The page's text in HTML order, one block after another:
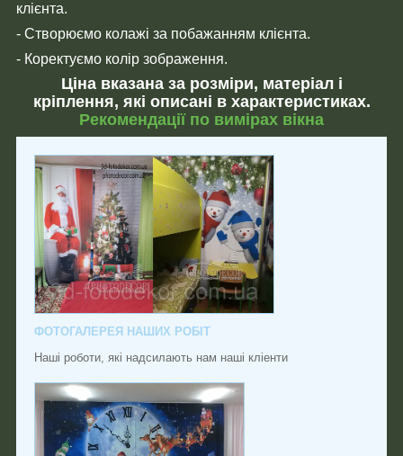
клієнта.
- Створюємо колажі за побажанням клієнта.
- Коректуємо колір зображення.
Ціна вказана за розміри, матеріал і
кріплення, які описані в характеристиках.
Рекомендації по вимірах вікна
ФОТОГАЛЕРЕЯ НАШИХ РОБІТ
Наші роботи, які надсилають нам наші кліенти